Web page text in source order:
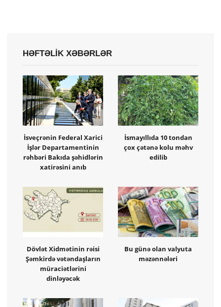
HƏFTƏLİK XƏBƏRLƏR
İsveçrənin Federal Xarici
İşlər Departamentinin
rəhbəri Bakıda şəhidlərin
xatirəsini anıb
İsmayıllıda 10 tondan
çox çətənə kolu məhv
edilib
Dövlət Xidmətinin rəisi
Şəmkirdə vətəndaşların
müraciətlərini
dinləyəcək
Bu günə olan valyuta
məzənnələri